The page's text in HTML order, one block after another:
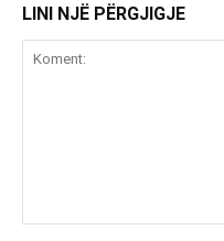
LINI NJË PËRGJIGJE